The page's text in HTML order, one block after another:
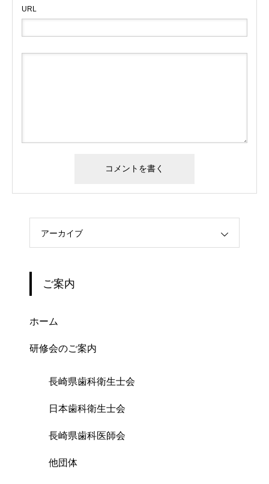
URL
アーカイブ
ご案内
ホーム
研修会のご案内
長崎県歯科衛生士会
日本歯科衛生士会
長崎県歯科医師会
他団体